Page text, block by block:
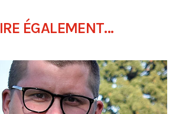
ÉGALEMENT...